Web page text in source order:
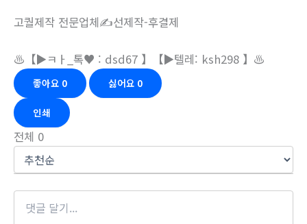
고퀄제작 전문업체✍선제작-후결제
♨️【▶ㅋㅏ_톡♥ : dsd67 】【▶텔레: ksh298 】♨️
좋아요 0 싫어요 0
인쇄
전체 0